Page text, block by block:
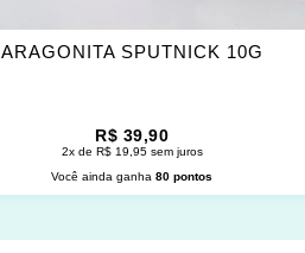
ARAGONITA SPUTNICK 10G
R$ 39,90
2x de R$ 19,95 sem juros
Você ainda ganha80 pontos